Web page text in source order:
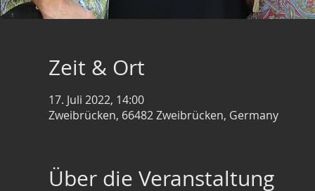
Zeit & Ort
17. Juli 2022, 14:00
Zweibrücken, 66482 Zweibrücken, Germany
Über die Veranstaltung